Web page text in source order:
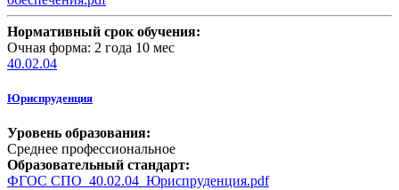
Нормативный срок обучения:
Очная форма: 2 года 10 мес
40.02.04
Юриспруденция
Уровень образования:
Среднее профессиональное
Образовательный стандарт:
ФГОС СПО_40.02.04_Юриспруденция.pdf